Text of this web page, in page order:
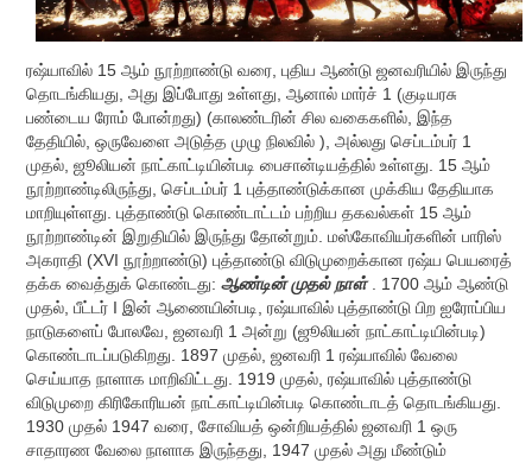
ரஷ்யாவில் 15 ஆம் நூற்றாண்டு வரை, புதிய ஆண்டு ஜனவரியில் இருந்து
தொடங்கியது, அது இப்போது உள்ளது, ஆனால் மார்ச் 1 (குடியரசு
பண்டைய ரோம் போன்றது) (காலண்டரின் சில வகைகளில், இந்த
தேதியில், ஒருவேளை அடுத்த முழு நிலவில் ), அல்லது செப்டம்பர் 1
முதல், ஜூலியன் நாட்காட்டியின்படி பைசான்டியத்தில் உள்ளது. 15 ஆம்
நூற்றாண்டிலிருந்து, செப்டம்பர் 1 புத்தாண்டுக்கான முக்கிய தேதியாக
மாறியுள்ளது. புத்தாண்டு கொண்டாட்டம் பற்றிய தகவல்கள் 15 ஆம்
நூற்றாண்டின் இறுதியில் இருந்து தோன்றும். மஸ்கோவியர்களின் பாரிஸ்
அகராதி (XVI நூற்றாண்டு) புத்தாண்டு விடுமுறைக்கான ரஷ்ய பெயரைத்
தக்க வைத்துக் கொண்டது: ஆண்டின் முதல் நாள்
. 1700 ஆம் ஆண்டு
முதல், பீட்டர் I இன் ஆணையின்படி, ரஷ்யாவில் புத்தாண்டு பிற ஐரோப்பிய
நாடுகளைப் போலவே, ஜனவரி 1 அன்று (ஜூலியன் நாட்காட்டியின்படி)
கொண்டாடப்படுகிறது. 1897 முதல், ஜனவரி 1 ரஷ்யாவில் வேலை
செய்யாத நாளாக மாறிவிட்டது. 1919 முதல், ரஷ்யாவில் புத்தாண்டு
விடுமுறை கிரிகோரியன் நாட்காட்டியின்படி கொண்டாடத் தொடங்கியது.
1930 முதல் 1947 வரை, சோவியத் ஒன்றியத்தில் ஜனவரி 1 ஒரு
சாதாரண வேலை நாளாக இருந்தது, 1947 முதல் அது மீண்டும்